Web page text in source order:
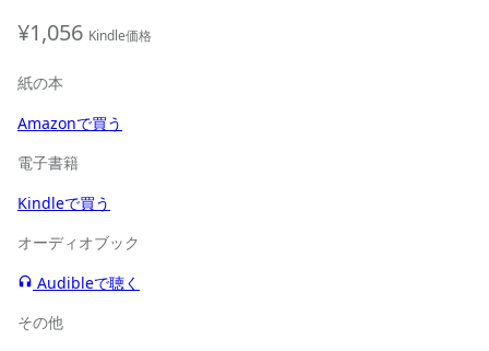
¥1,056 Kindle価格
紙の本
Amazonで買う
電子書籍
Kindleで買う
オーディオブック
Audibleで聴く
その他